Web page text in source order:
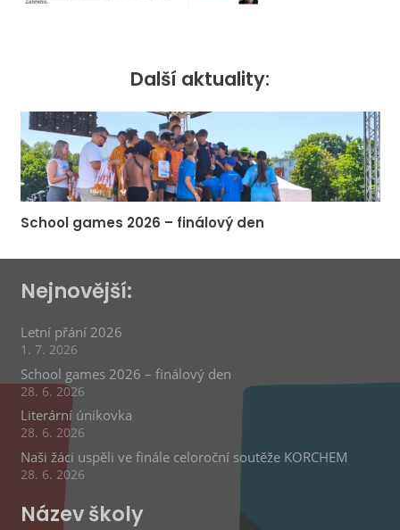
Další aktuality:
School games 2026 – finálový den
Nejnovější:
Letní přání 2026
1. 7. 2026
School games 2026 – finálový den
28. 6. 2026
Literární únikovka
28. 6. 2026
Naši žáci uspěli ve finále celoroční soutěže KORCHEM
28. 6. 2026
Název školy